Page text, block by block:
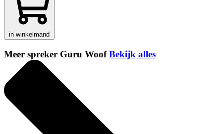
in winkelmand
Meer spreker Guru WoofBekijk alles